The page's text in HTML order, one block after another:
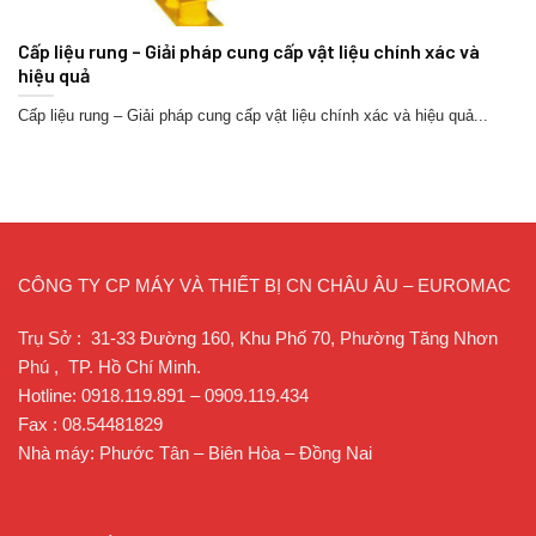
Cấp liệu rung – Giải pháp cung cấp vật liệu chính xác và
hiệu quả
Cấp liệu rung – Giải pháp cung cấp vật liệu chính xác và hiệu quả...
CÔNG TY CP MÁY VÀ THIẾT BỊ CN CHÂU ÂU – EUROMAC
Trụ Sở : 31-33 Đường 160, Khu Phố 70, Phường Tăng Nhơn
Phú , TP. Hồ Chí Minh.
Hotline: 0918.119.891 – 0909.119.434
Fax : 08.54481829
Nhà máy: Phước Tân – Biên Hòa – Đồng Nai